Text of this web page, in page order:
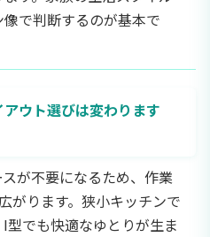
で判断するのが基本で
ウト選びは変わります
が不要になるため、作業
がります。狭小キッチンで
型でも快適なゆとりが生ま